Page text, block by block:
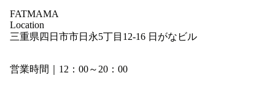
FATMAMA
Location
三重県四日市市日永5丁目12-16 日がなビル
営業時間｜12：00～20：00